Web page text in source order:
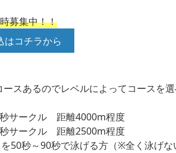
募集中！！
はコチラから
スあるのでレベルによってコースを
ークル 距離4000m程度
ークル 距離2500m程度
50秒～90秒で泳げる方（※全く泳げな